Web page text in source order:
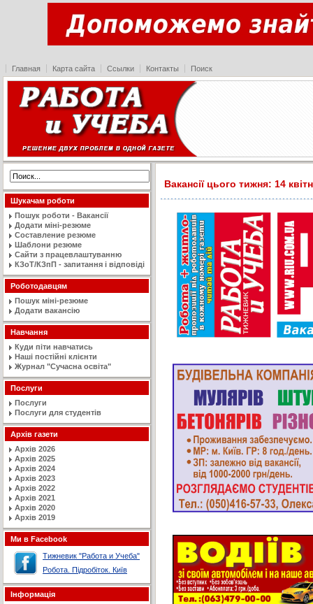
Главная Карта сайта Ссылки Контакты Поиск
Шукачам роботи
Пошук роботи - Вакансії
Додати міні-резюме
Составление резюме
Шаблони резюме
Сайти з працевлаштуванню
КЗоТ/КЗпП - запитання і відповіді
Роботодавцям
Пошук міні-резюме
Додати вакансію
Навчання
Куди піти навчатись
Наші постійні клієнти
Журнал "Сучасна освiта"
Послуги
Послуги
Послуги для студентів
Архів газети
Архів 2026
Архів 2025
Архів 2024
Архів 2023
Архів 2022
Архів 2021
Архів 2020
Архів 2019
Ми в Facebook
Тижневик "Работа и Учеба"
Робота. Підробіток. Київ
Інформація
Вакансії цього тижня: 14